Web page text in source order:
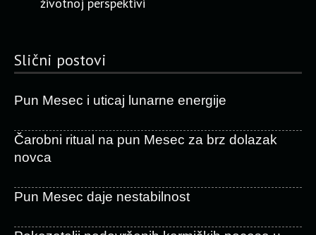
Slični postovi
Pun Mesec i uticaj lunarne energije
Čarobni ritual na pun Mesec za brz dolazak
novca
Pun Mesec daje nestabilnost